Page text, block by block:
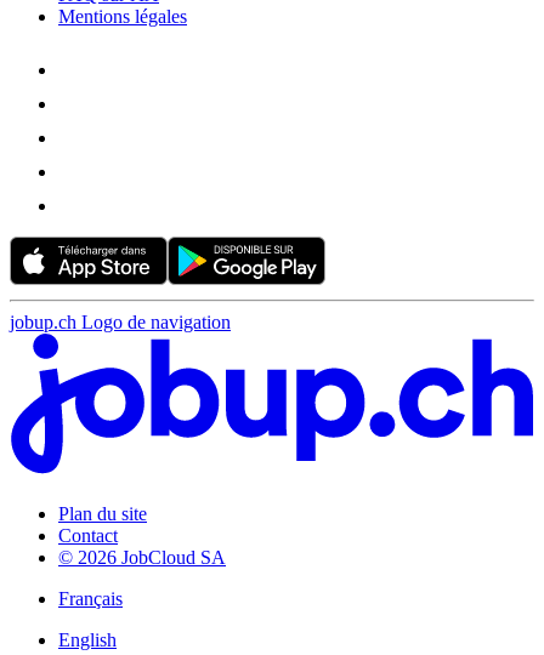
Mentions légales
jobup.ch Logo de navigation
Plan du site
Contact
© 2026 JobCloud SA
Français
English